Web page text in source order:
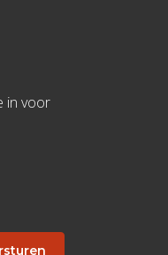
in voor